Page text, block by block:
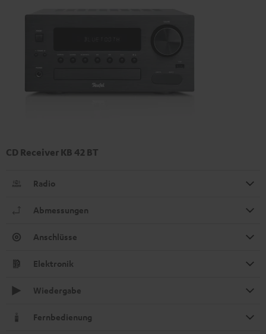
CD Receiver KB 42 BT
Radio
Abmessungen
Anschlüsse
Elektronik
Wiedergabe
Fernbedienung